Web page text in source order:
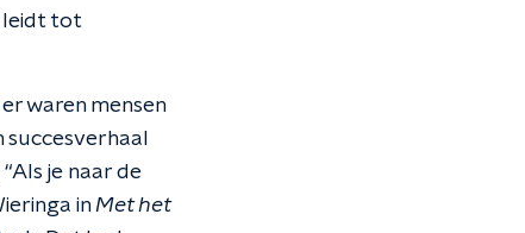
leidt tot
waren mensen
je naar de
inMet het